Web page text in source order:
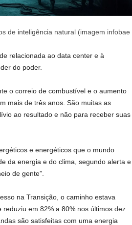
de inteligência natural (imagem infobae
relacionada ao data center e à
do poder.
o correio de combustível e o aumento
mais de três anos. São muitas as
ao resultado e não para receber suas
e energéticos que o mundo
da energia e do clima, segundo alerta e
de gente”.
na Transição, o caminho estava
em 82% a 80% nos últimos dez
são satisfeitas com uma energia